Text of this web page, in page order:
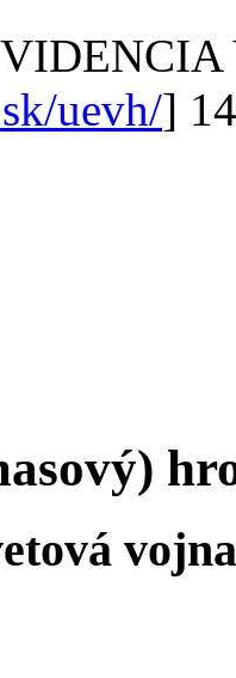
uevh/]
vojna